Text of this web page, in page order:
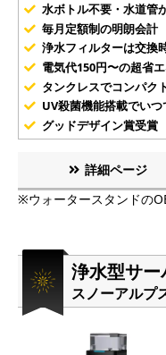
水ボトル不要・水道管
毎月定額制の明朗会計
浄水フィルターは交換
電気代150円〜の超省
タンクレスでコンパク
UV殺菌機能搭載でい
グッドデザイン賞受賞
詳細ページ
※ウォータースタンドの
浄水型サー
スノーアルプ